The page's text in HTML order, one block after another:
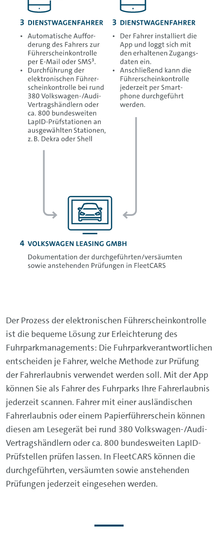
Der Prozess der elektronischen Führerscheinkontrolle
ist die bequeme Lösung zur Erleichterung des
Fuhrparkmanagements: Die Fuhrparkverantwortlichen
entscheiden je Fahrer, welche Methode zur Prüfung
der Fahrerlaubnis verwendet werden soll. Mit der App
können Sie als Fahrer des Fuhrparks Ihre Fahrerlaubnis
jederzeit scannen. Fahrer mit einer ausländischen
Fahrerlaubnis oder einem Papierführerschein können
diesen am Lesegerät bei rund 380 Volkswagen-/Audi-
Vertragshändlern oder ca. 800 bundesweiten LapID-
Prüfstellen prüfen lassen. In FleetCARS können die
durchgeführten, versäumten sowie anstehenden
Prüfungen jederzeit eingesehen werden.